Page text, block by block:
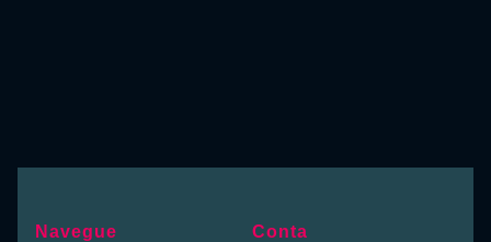
Navegue Conta